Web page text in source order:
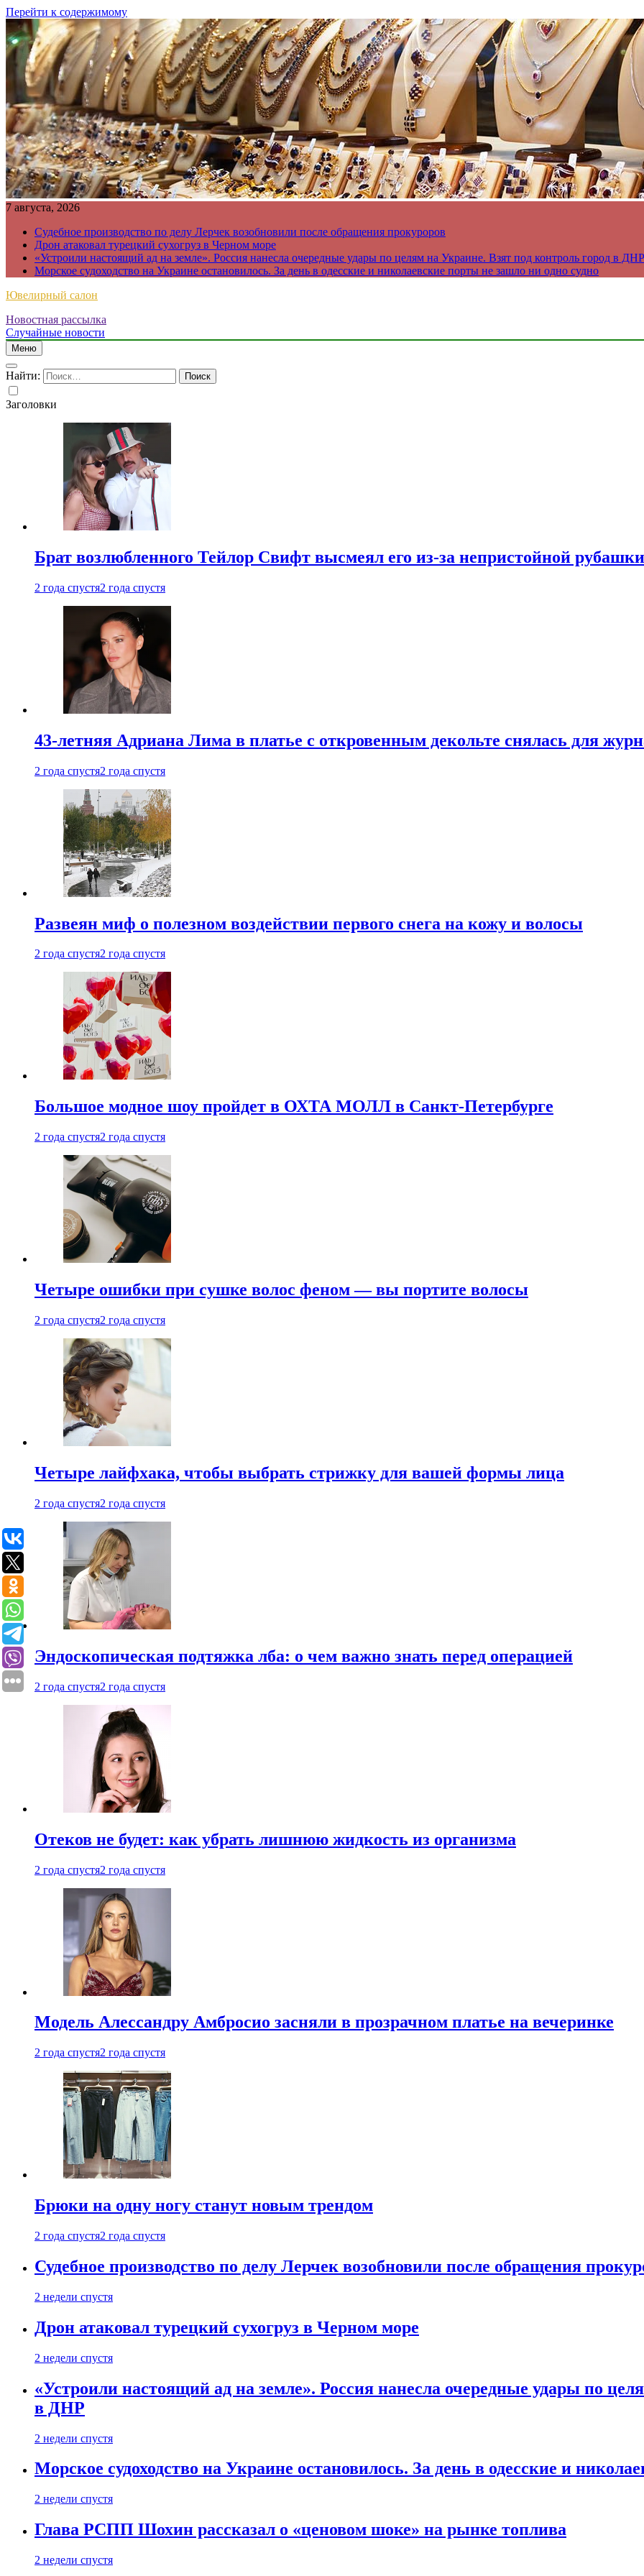
Перейти к содержимому
7 августа, 2026
Судебное производство по делу Лерчек возобновили после обращения прокуроров
Дрон атаковал турецкий сухогруз в Черном море
«Устроили настоящий ад на земле». Россия нанесла очередные удары по целям на Украине. Взят под контроль город в ДНР
Морское судоходство на Украине остановилось. За день в одесские и николаевские порты не зашло ни одно судно
Ювелирный салон
Новостная рассылка
Случайные новости
Меню
Найти:
Заголовки
Брат возлюбленного Тейлор Свифт высмеял его из-за непристойной
2 года спустя2 года спустя
43-летняя Адриана Лима в платье с откровенным декольте снялась для
2 года спустя2 года спустя
Развеян миф о полезном воздействии первого снега на кожу и волосы
2 года спустя2 года спустя
Большое модное шоу пройдет в ОХТА МОЛЛ в Санкт-Петербурге
2 года спустя2 года спустя
Четыре ошибки при сушке волос феном — вы портите волосы
2 года спустя2 года спустя
Четыре лайфхака, чтобы выбрать стрижку для вашей формы лица
2 года спустя2 года спустя
Эндоскопическая подтяжка лба: о чем важно знать перед операцией
2 года спустя2 года спустя
Отеков не будет: как убрать лишнюю жидкость из организма
2 года спустя2 года спустя
Модель Алессандру Амбросио засняли в прозрачном платье на вечеринке
2 года спустя2 года спустя
Брюки на одну ногу станут новым трендом
2 года спустя2 года спустя
Судебное производство по делу Лерчек возобновили после обращения
2 недели спустя
Дрон атаковал турецкий сухогруз в Черном море
2 недели спустя
«Устроили настоящий ад на земле». Россия нанесла очередные удары по
в ДНР
2 недели спустя
Морское судоходство на Украине остановилось. За день в одесские и
2 недели спустя
Глава РСПП Шохин рассказал о «ценовом шоке» на рынке топлива
2 недели спустя